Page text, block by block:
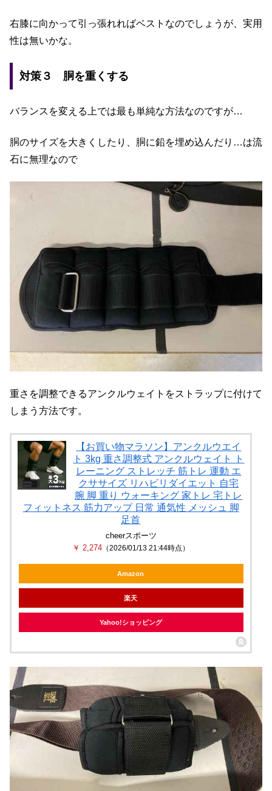
右膝に向かって引っ張れればベストなのでしょうが、実用
性は無いかな。
対策３ 胴を重くする
バランスを変える上では最も単純な方法なのですが…
胴のサイズを大きくしたり、胴に鉛を埋め込んだり…は流
石に無理なので
重さを調整できるアンクルウェイトをストラップに付けて
しまう方法です。
【お買い物マラソン】アンクルウエイ
ト 3kg 重さ調整式 アンクルウェイト ト
レーニング ストレッチ 筋トレ 運動 エ
クササイズ リハビリダイエット 自宅
腕 脚 重り ウォーキング 家トレ 宅トレ
フィットネス 筋力アップ 日常 通気性 メッシュ 脚
足首
cheerスポーツ
￥ 2,274 （2026/01/13 21:44時点）
Amazon
楽天
Yahoo!ショッピング